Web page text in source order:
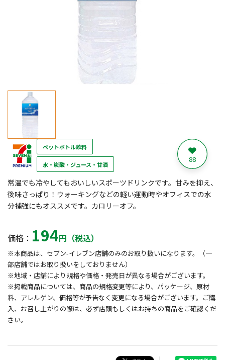
ペットボトル飲料
水・炭酸・ジュース・甘酒
88
常温でも冷やしてもおいしいスポーツドリンクです。甘みを抑え、
後味さっぱり！ウォーキングなどの軽い運動時やオフィスでの水
分補強にもオススメです。カロリーオフ。
価格： 194円（税込）
※本商品は、セブン-イレブン店舗のみのお取り扱いになります。（一
部店舗ではお取り扱いをしておりません）
※地域・店舗により規格や価格・発売日が異なる場合がございます。
※掲載商品については、商品の規格変更等により、パッケージ、原材
料、アレルゲン、価格等が予告なく変更になる場合がございます。ご購
入、お召し上がりの際は、必ず店頭もしくはお持ちの商品をご確認くだ
さい。